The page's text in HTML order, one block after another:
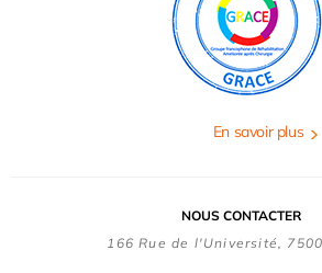
En savoir plus
NOUS CONTACTER
166 Rue de l'Université,